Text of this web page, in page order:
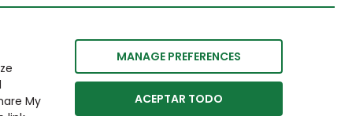
My
MANAGE PREFERENCES
ACEPTAR TODO